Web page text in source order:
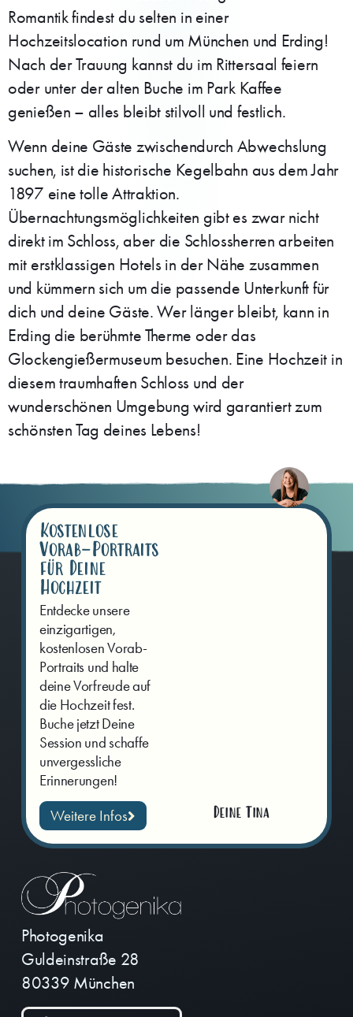
Romantik findest du selten in einer
Hochzeitslocation rund um München und Erding!
Nach der Trauung kannst du im Rittersaal feiern
oder unter der alten Buche im Park Kaffee
genießen – alles bleibt stilvoll und festlich.
Wenn deine Gäste zwischendurch Abwechslung
suchen, ist die historische Kegelbahn aus dem Jahr
1897 eine tolle Attraktion.
Übernachtungsmöglichkeiten gibt es zwar nicht
direkt im Schloss, aber die Schlossherren arbeiten
mit erstklassigen Hotels in der Nähe zusammen
und kümmern sich um die passende Unterkunft für
dich und deine Gäste. Wer länger bleibt, kann in
Erding die berühmte Therme oder das
Glockengießermuseum besuchen. Eine Hochzeit in
diesem traumhaften Schloss und der
wunderschönen Umgebung wird garantiert zum
schönsten Tag deines Lebens!
Photogenika
Guldeinstraße 28
80339 München
Kostenlose
Vorab-Portraits
für Deine
Hochzeit
Entdecke unsere
einzigartigen,
kostenlosen Vorab-
Portraits und halte
deine Vorfreude auf
die Hochzeit fest.
Buche jetzt Deine
Session und schaffe
unvergessliche
Erinnerungen!
Weitere Infos
Deine Tina